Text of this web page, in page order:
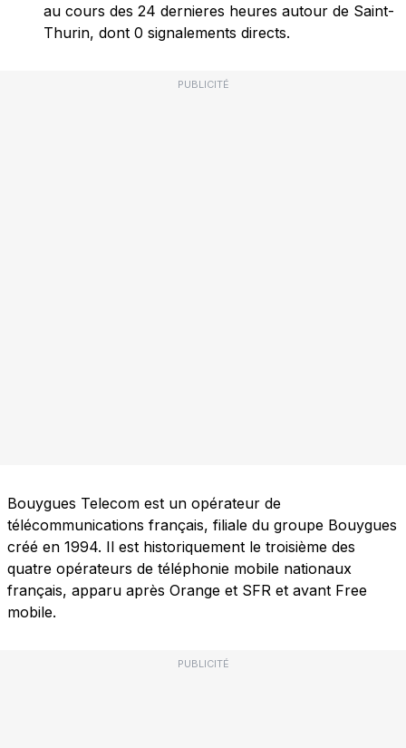
au cours des 24 dernieres heures autour de Saint-
Thurin, dont 0 signalements directs.
PUBLICITÉ
Bouygues Telecom est un opérateur de
télécommunications français, filiale du groupe Bouygues
créé en 1994. Il est historiquement le troisième des
quatre opérateurs de téléphonie mobile nationaux
français, apparu après Orange et SFR et avant Free
mobile.
PUBLICITÉ